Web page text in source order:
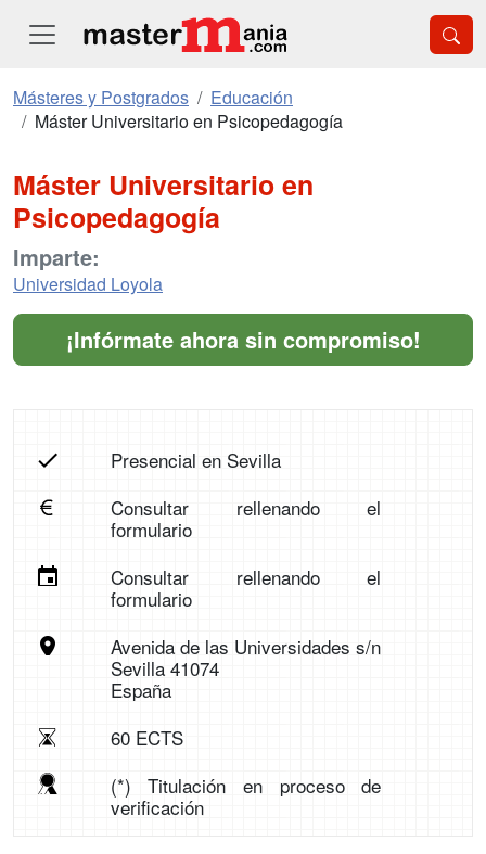
Másteres y Postgrados
Educación
Máster Universitario en Psicopedagogía
Máster Universitario en
Psicopedagogía
Imparte:
Universidad Loyola
¡Infórmate ahora sin compromiso!
Presencial en Sevilla
Consultar rellenando el
formulario
Consultar rellenando el
formulario
Avenida de las Universidades s/n
Sevilla 41074
España
60 ECTS
(*) Titulación en proceso de
verificación